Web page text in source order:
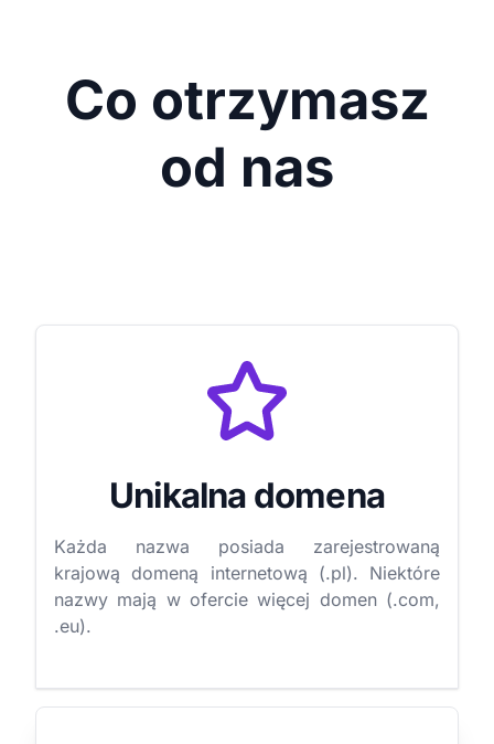
Co otrzymasz
od nas
Unikalna domena
Każda nazwa posiada zarejestrowaną
krajową domeną internetową (.pl). Niektóre
nazwy mają w ofercie więcej domen (.com,
.eu).